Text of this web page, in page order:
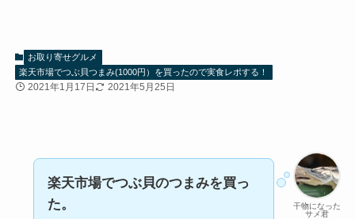
お取り寄せグルメ
楽天市場でつぶ貝つまみ(1000円）を買ったので実食レポする！
2021年1月17日 2021年5月25日
干物になった
サメ君
楽天市場でつぶ貝のつまみを買っ
た。